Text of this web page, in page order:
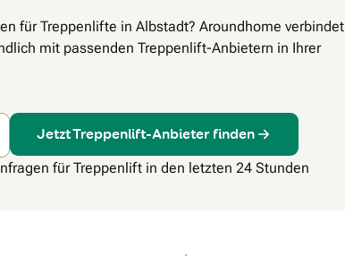
für Treppenlifte in Albstadt? Aroundhome verbindet
mit passenden Treppenlift-Anbietern in Ihrer
Jetzt Treppenlift-Anbieter finden
für Treppenlift in den letzten 24 Stunden